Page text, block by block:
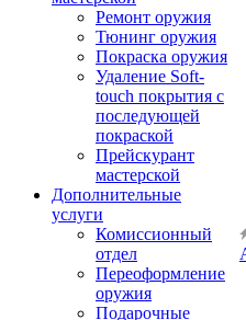
Ремонт оружия
Тюнинг оружия
Покраска оружия
Удаление Soft-
touch покрытия с
последующей
покраской
Прейскурант
мастерской
Дополнительные
услуги
Комиссионный
отдел
Переоформление
оружия
Подарочные